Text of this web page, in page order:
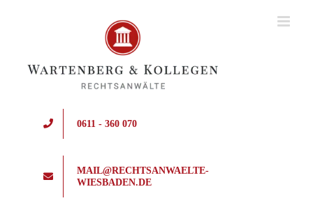
0611 - 360 070
MAIL@RECHTSANWAELTE-
WIESBADEN.DE